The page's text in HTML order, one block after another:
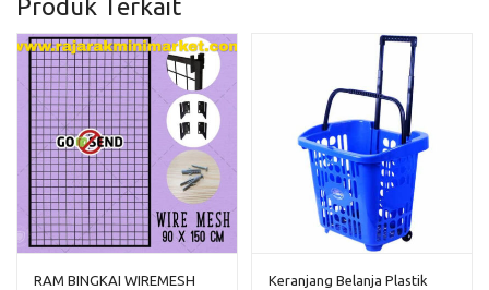
Produk Terkait
RAM BINGKAI WIREMESH
Keranjang Belanja Plastik